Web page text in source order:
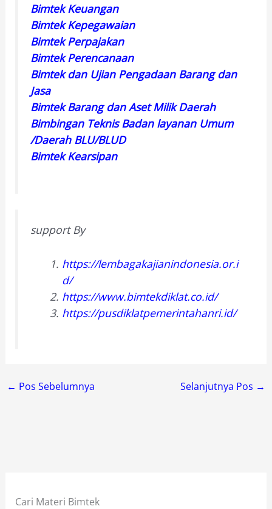
Bimtek Keuangan
Bimtek Kepegawaian
Bimtek Perpajakan
Bimtek Perencanaan
Bimtek dan Ujian Pengadaan Barang dan
Jasa
Bimtek Barang dan Aset Milik Daerah
Bimbingan Teknis Badan layanan Umum
/Daerah BLU/BLUD
Bimtek Kearsipan
support By
https://lembagakajianindonesia.or.i
d/
https://www.bimtekdiklat.co.id/
https://pusdiklatpemerintahanri.id/
← Pos Sebelumnya Selanjutnya Pos →
Cari Materi Bimtek